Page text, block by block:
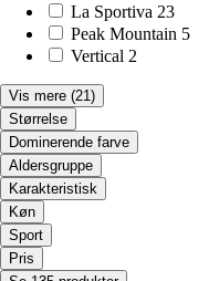
La Sportiva 23
Peak Mountain 5
Vertical 2
Vis mere (21)
Størrelse
Dominerende farve
Aldersgruppe
Karakteristisk
Køn
Sport
Pris